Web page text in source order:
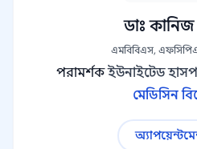
ডাঃ
এমবিবিএস,
পরামর্শক ইউনাইটেড
মেডিসিন